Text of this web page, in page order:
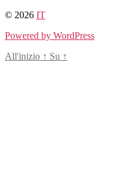
© 2026 IT
Powered by WordPress
All'inizio ↑ Su ↑